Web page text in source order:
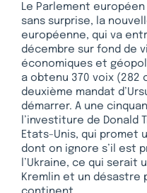
Le Parlement
sans surprise, la
européenne, qui va
décembre sur fond de
économiques et
a obtenu 370 voix (282
deuxième mandat
démarrer. A une
l’investiture de Donald
Etats-Unis, qui promet
dont on ignore s’il est
l’Ukraine, ce qui serait
Kremlin et un désastre